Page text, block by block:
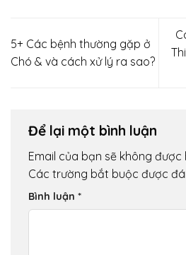
5+ Các bệnh thường gặp ở
Chó & và cách xử lý ra sao?
Để lại một bình luận
Email của bạn sẽ không được
Các trường bắt buộc được
Bình luận *